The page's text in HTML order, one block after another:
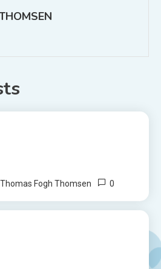
Thomas Fogh Thomsen 0